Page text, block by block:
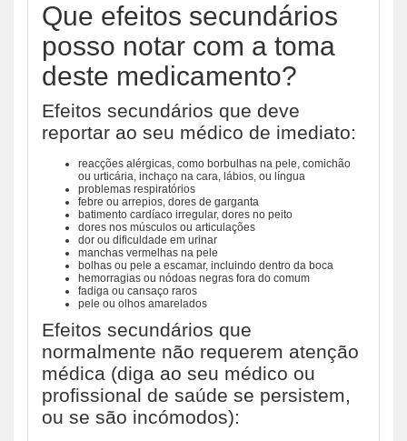
Que efeitos secundários
posso notar com a toma
deste medicamento?
Efeitos secundários que deve
reportar ao seu médico de imediato:
reacções alérgicas, como borbulhas na pele, comichão
ou urticária, inchaço na cara, lábios, ou língua
problemas respiratórios
febre ou arrepios, dores de garganta
batimento cardíaco irregular, dores no peito
dores nos músculos ou articulações
dor ou dificuldade em urinar
manchas vermelhas na pele
bolhas ou pele a escamar, incluindo dentro da boca
hemorragias ou nódoas negras fora do comum
fadiga ou cansaço raros
pele ou olhos amarelados
Efeitos secundários que
normalmente não requerem atenção
médica (diga ao seu médico ou
profissional de saúde se persistem,
ou se são incómodos):